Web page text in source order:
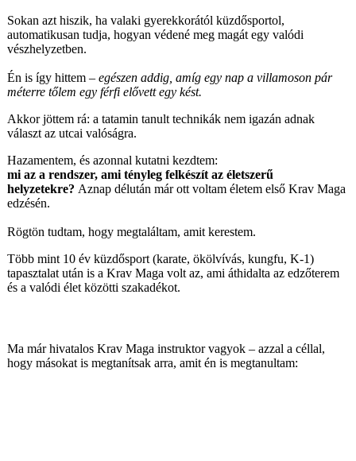
Sokan azt hiszik, ha valaki gyerekkorától küzdősportol,
automatikusan tudja, hogyan védené meg magát egy valódi
vészhelyzetben.
Én is így hittem – egészen addig, amíg egy nap a villamoson pár
méterre tőlem egy férfi elővett egy kést.
Akkor jöttem rá: a tatamin tanult technikák nem igazán adnak
választ az utcai valóságra.
Hazamentem, és azonnal kutatni kezdtem:
mi az a rendszer, ami tényleg felkészít az életszerű
helyzetekre? Aznap délután már ott voltam életem első Krav Maga
edzésén.
Rögtön tudtam, hogy megtaláltam, amit kerestem.
Több mint 10 év küzdősport (karate, ökölvívás, kungfu, K-1)
tapasztalat után is a Krav Maga volt az, ami áthidalta az edzőterem
és a valódi élet közötti szakadékot.
Ma már hivatalos Krav Maga instruktor vagyok – azzal a céllal,
hogy másokat is megtanítsak arra, amit én is megtanultam: